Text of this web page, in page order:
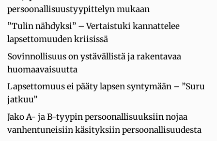
persoonallisuustyypittelyn mukaan
”Tulin nähdyksi” – Vertaistuki kannattelee
lapsettomuuden kriisissä
Sovinnollisuus on ystävällistä ja rakentavaa
huomaavaisuutta
Lapsettomuus ei pääty lapsen syntymään – ”Suru
jatkuu”
Jako A- ja B-tyypin persoonallisuuksiin nojaa
vanhentuneisiin käsityksiin persoonallisuudesta